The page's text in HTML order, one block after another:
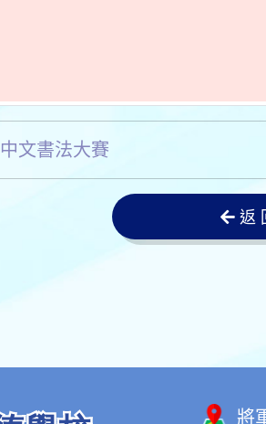
文書法大賽
返
將